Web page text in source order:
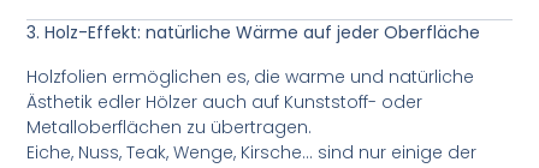
3. Holz-Effekt: natürliche Wärme auf jeder Oberfläche
Holzfolien ermöglichen es, die warme und natürliche
Ästhetik edler Hölzer auch auf Kunststoff- oder
Metalloberflächen zu übertragen.
Eiche, Nuss, Teak, Wenge, Kirsche… sind nur einige der